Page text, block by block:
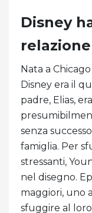
Disney
Nata a
Disney era il
padre, Elias,
senza
famiglia. Per
stressanti,
nel disegno.
maggiori, uno
sfuggire al